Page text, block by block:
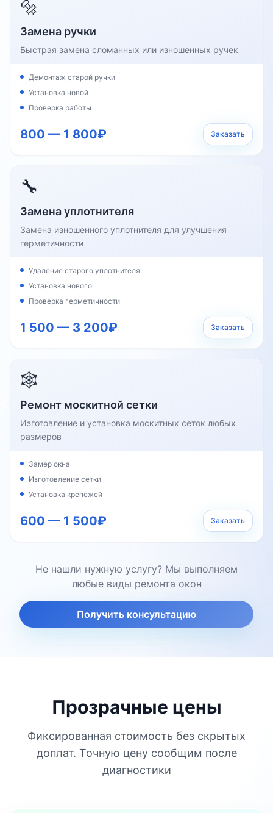
🔩
Замена ручки
Быстрая замена сломанных или изношенных ручек
Демонтаж старой ручки
Установка новой
Проверка работы
800 — 1 800₽ Заказать
🔧
Замена уплотнителя
Замена изношенного уплотнителя для улучшения
герметичности
Удаление старого уплотнителя
Установка нового
Проверка герметичности
1 500 — 3 200₽ Заказать
🕸️
Ремонт москитной сетки
Изготовление и установка москитных сеток любых
размеров
Замер окна
Изготовление сетки
Установка крепежей
600 — 1 500₽ Заказать
Не нашли нужную услугу? Мы выполняем
любые виды ремонта окон
Получить консультацию
Прозрачные цены
Фиксированная стоимость без скрытых
доплат. Точную цену сообщим после
диагностики